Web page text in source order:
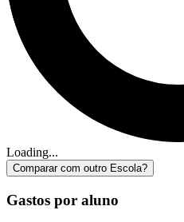
Loading...
Comparar com outro Escola?
Gastos por aluno